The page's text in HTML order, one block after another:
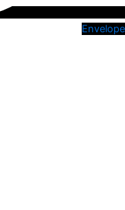
Envelope